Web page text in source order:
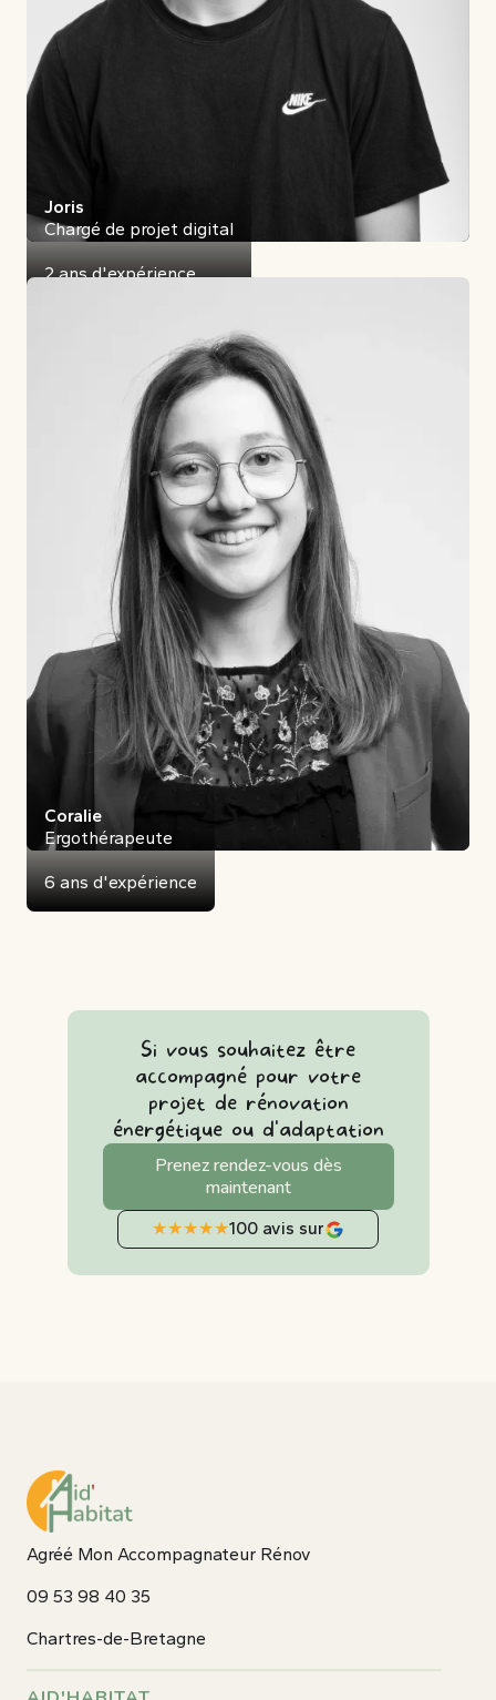
Joris
Chargé de projet digital
2 ans d'expérience
Coralie
Ergothérapeute
6 ans d'expérience
Si vous souhaitez être
accompagné pour votre
projet de rénovation
énergétique ou d'adaptation
Prenez rendez-vous dès
maintenant
★★★★★100 avis sur
Agréé Mon Accompagnateur Rénov
09 53 98 40 35
Chartres-de-Bretagne